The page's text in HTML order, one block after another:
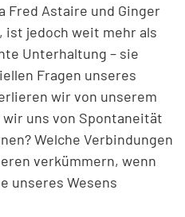
Fred Astaire und Ginger
jedoch weit mehr als
Unterhaltung – sie
Fragen unseres
wir von unserem
uns von Spontaneität
Welche Verbindungen
verkümmern, wenn
unseres Wesens